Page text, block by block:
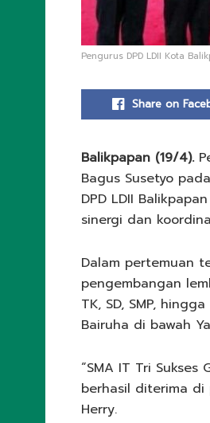
Pengurus DPD LDII Kota
Share on
Balikpapan (19/4).
Bagus Susetyo
DPD LDII
sinergi dan
Dalam pertemuan
pengembangan
TK, SD, SMP,
Bairuha di bawah
“SMA IT Tri
berhasil diterima di
Herry.